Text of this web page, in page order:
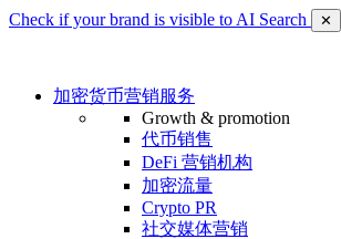
Check if your brand is visible to AI Search ✕
加密货币营销服务
Growth & promotion
代币销售
DeFi 营销机构
加密流量
Crypto PR
社交媒体营销